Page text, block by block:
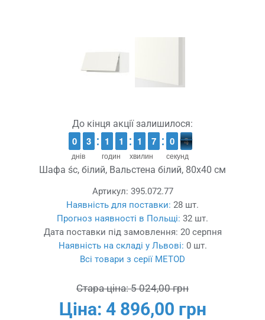
До кінця акції залишилося:
днів
9
9
0
0 2
2
3
3
годин
1
1
1
1 1
1
1
1
хвилин
1
1
1
1 6
6
7
7
секунд
1
0
0 4
3
3
Шафа śc, білий, Вальстена білий, 80x40 см
Артикул: 395.072.77
Наявність для поставки: 28 шт.
Прогноз наявності в Польщі: 32 шт.
Дата поставки під замовлення: 20 серпня
Наявність на складі у Львові: 0 шт.
Всі товари з серії METOD
Стара ціна: 5 024,00 грн
Ціна: 4 896,00 грн